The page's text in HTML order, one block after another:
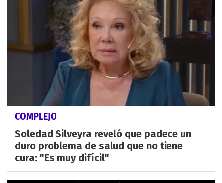
COMPLEJO
Soledad Silveyra reveló que padece un
duro problema de salud que no tiene
cura: "Es muy difícil"